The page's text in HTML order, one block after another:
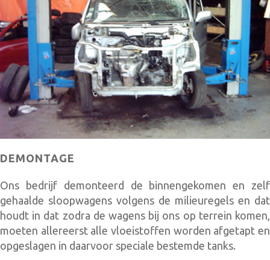
DEMONTAGE
Ons bedrijf demonteerd de binnengekomen en zelf
gehaalde sloopwagens volgens de milieuregels en dat
houdt in dat zodra de wagens bij ons op terrein komen,
moeten allereerst alle vloeistoffen worden afgetapt en
opgeslagen in daarvoor speciale bestemde tanks.